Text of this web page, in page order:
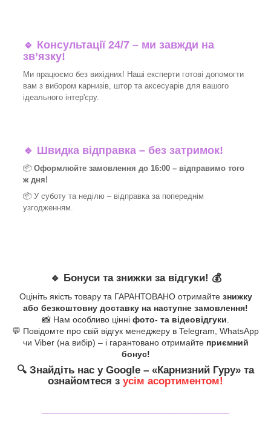
🔹 Консультації 24/7 – ми завжди на
зв’язку!
Ми працюємо без вихідних! Наші експерти готові допомогти
вам з вибором карнизів, штор та аксесуарів для вашого
ідеального інтер'єру.​
🔹 Швидка відправка – без затримок!
📦 Оформлюйте замовлення до 16:00 – відправимо того
ж дня!
📦 У суботу та неділю – відправка за попереднім
узгодженням.
🔹 Бонуси та знижки за відгуки! 💰
Оцініть якість товару та ГАРАНТОВАНО отримайте знижку
або безкоштовну доставку на наступне замовлення!
📸 Нам особливо цінні фото- та відеовідгуки
💬 Повідомте про свій відгук менеджеру в Telegram, WhatsApp
чи Viber (на вибір) – і гарантовано отримайте приємний
бонус!
🔍 Знайдіть нас у Google – «Карнизний Гуру» та
ознайомтеся з усім асортиментом!